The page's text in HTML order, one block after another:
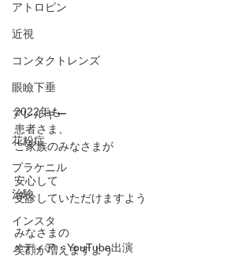
アトロピン
近視
コンタクトレンズ
眼瞼下垂
アレルギー
花粉症
プラケニル
治験
インスタ
メディア・YouTube出演
2022年も
患者さま、
ご家族のみなさまが
安心して
受診していただけますよう
みなさまの
笑顔が増えますよう